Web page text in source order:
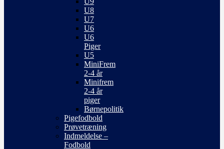
U8
U7
U6
U6
Piger
U5
MiniFrem
2-4 år
Minifrem
2-4 år
piger
Børnepolitik
Pigefodbold
Prøvetræning
Indmeldelse –
Fodbold